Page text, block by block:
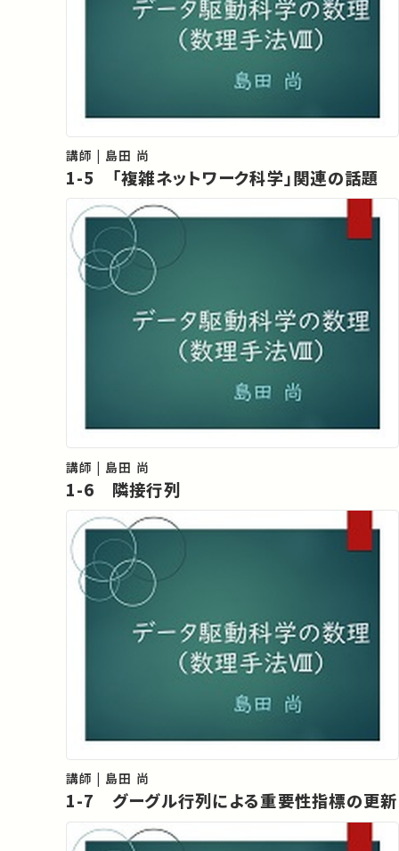
講師 | 島田 尚
1-5 「複雑ネットワーク科学」関連の話題
講師 | 島田 尚
1-6 隣接行列
講師 | 島田 尚
1-7 グーグル行列による重要性指標の更新